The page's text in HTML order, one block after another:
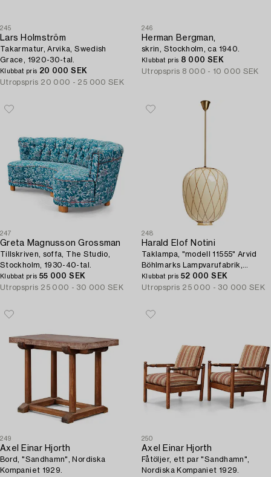
245
Lars Holmström
Takarmatur, Arvika, Swedish
Grace, 1920-30-tal.
Klubbat pris 20 000 SEK
Utropspris 20 000 - 25 000 SEK
246
Herman Bergman,
skrin, Stockholm, ca 1940.
Klubbat pris 8 000 SEK
Utropspris 8 000 - 10 000 SEK
247
Greta Magnusson Grossman
Tillskriven, soffa, The Studio,
Stockholm, 1930-40-tal.
Klubbat pris 55 000 SEK
Utropspris 25 000 - 30 000 SEK
248
Harald Elof Notini
Taklampa, "modell 11555" Arvid
Böhlmarks Lampvarufabrik,
Stockholm 1940-tal.
Klubbat pris 52 000 SEK
Utropspris 25 000 - 30 000 SEK
249
Axel Einar Hjorth
Bord, "Sandhamn", Nordiska
Kompaniet 1929.
250
Axel Einar Hjorth
Fåtöljer, ett par "Sandhamn",
Nordiska Kompaniet 1929.